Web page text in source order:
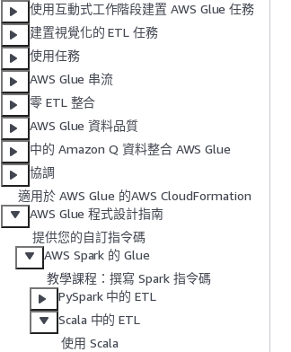
使用互動式工作階段建置 AWS Glue 任務
建置視覺化的 ETL 任務
使用任務
AWS Glue 串流
零 ETL 整合
AWS Glue 資料品質
中的 Amazon Q 資料整合 AWS Glue
協調
適用於 AWS Glue 的AWS CloudFormation
AWS Glue 程式設計指南
提供您的自訂指令碼
AWS Spark 的 Glue
教學課程：撰寫 Spark 指令碼
PySpark 中的 ETL
Scala 中的 ETL
使用 Scala